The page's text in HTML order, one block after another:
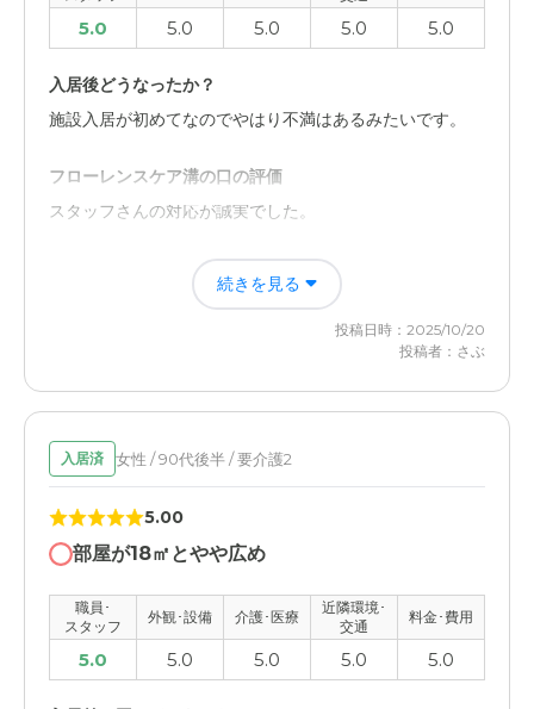
5.0 5.0 5.0 5.0 5.0
入居後どうなったか？
施設入居が初めてなのでやはり不満はあるみたいです。
フローレンスケア溝の口の評価
スタッフさんの対応が誠実でした。
職員・スタッフ・他入居者の雰囲気について
誠実に対応してくださる印象です。
事前に連絡すれば制限なく面会できます。
続きを見る
投稿日時：2025/10/20
投稿者：さぶ
入居済 女性 / 90代後半 / 要介護2
5.00
部屋が18㎡とやや広め
職員･
スタッフ
外観･設備 介護･医療
近隣環境･
交通
料金･費用
5.0 5.0 5.0 5.0 5.0